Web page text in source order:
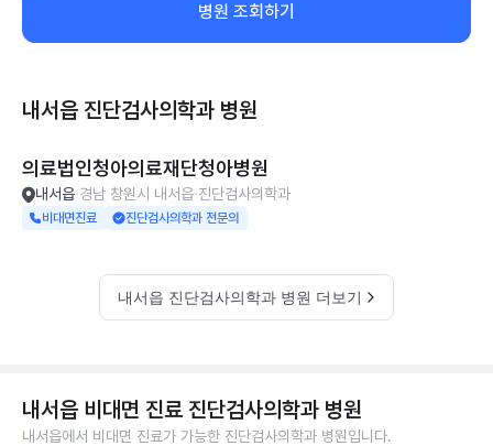
병원 조회하기
내서읍 진단검사의학과 병원
의료법인청아의료재단청아병원
내서읍 경남 창원시 내서읍 진단검사의학과
비대면진료 진단검사의학과 전문의
내서읍 진단검사의학과 병원 더보기
내서읍 비대면 진료 진단검사의학과 병원
내서읍에서 비대면 진료가 가능한 진단검사의학과 병원입니다.